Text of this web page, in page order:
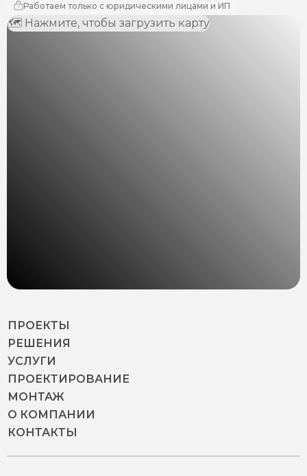
Работаем только с юридическими лицами и ИП
🗺 Нажмите, чтобы загрузить карту
ПРОЕКТЫ
РЕШЕНИЯ
УСЛУГИ
ПРОЕКТИРОВАНИЕ
МОНТАЖ
О КОМПАНИИ
КОНТАКТЫ